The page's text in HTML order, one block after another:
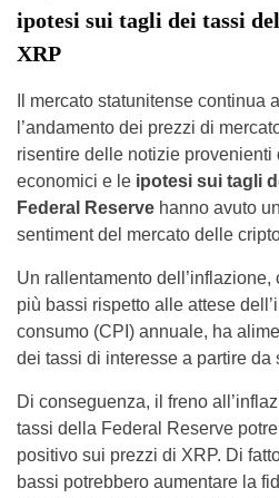
ipotesi sui tagli dei tassi
XRP
Il mercato statunitense continua
l’andamento dei prezzi di
risentire delle notizie provenienti
economici e le ipotesi sui tagli
Federal Reserve hanno avuto
sentiment del mercato delle
Un rallentamento dell’inflazione,
più bassi rispetto alle attese
consumo (CPI) annuale, ha
dei tassi di interesse a partire da
Di conseguenza, il freno
tassi della Federal Reserve
positivo sui prezzi di XRP. Di
bassi potrebbero aumentare la